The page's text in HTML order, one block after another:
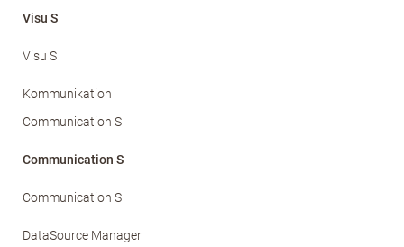
Visu S
Visu S
Kommunikation
Communication S
Communication S
Communication S
DataSource Manager